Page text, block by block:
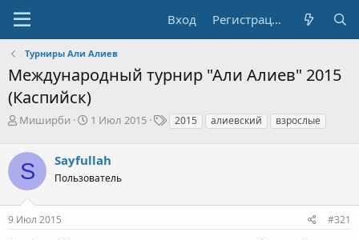
Вход Регистрация
Турниры Али Алиев
Международный турнир "Али Алиев" 2015
(Каспийск)
А
о
р
т
е
м
Миширби
Д
а
н
ч
1 Июл 2015
Т2015 алиевский взрослые
S Sayfullah
Пользователь
9 Июл 2015 #321